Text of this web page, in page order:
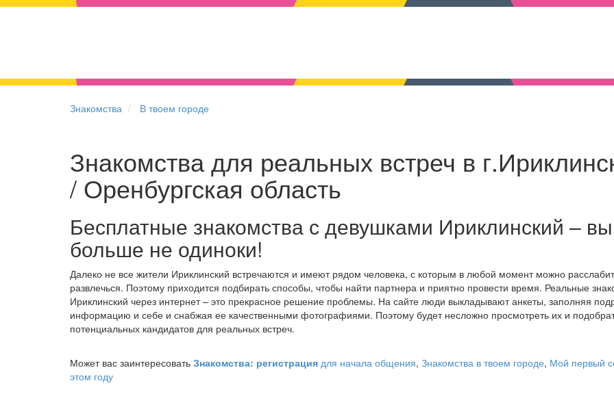
Знакомства В твоем городе
Знакомства для реальных встреч в
/ Оренбургская область
Бесплатные знакомства с девушками Ириклинский – вы
больше не одиноки!
Далеко не все жители Ириклинский встречаются и имеют рядом человека, с которым в любой момент можно
развлечься. Поэтому приходится подбирать способы, чтобы найти партнера и приятно провести время. Реальные
Ириклинский через интернет – это прекрасное решение проблемы. На сайте люди выкладывают анкеты, заполняя
информацию и себе и снабжая ее качественными фотографиями. Поэтому будет несложно просмотреть их и
потенциальных кандидатов для реальных встреч.
Может вас заинтересовать Знакомства: регистрация для начала общения, Знакомства в твоем городе, Мой первый
этом году